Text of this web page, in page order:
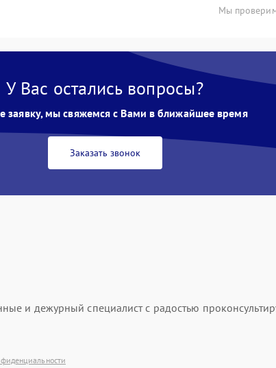
Мы
У Вас остались вопросы?
заявку, мы свяжемся с Вами в ближайшее время
Заказать звонок
и дежурный специалист с радостью